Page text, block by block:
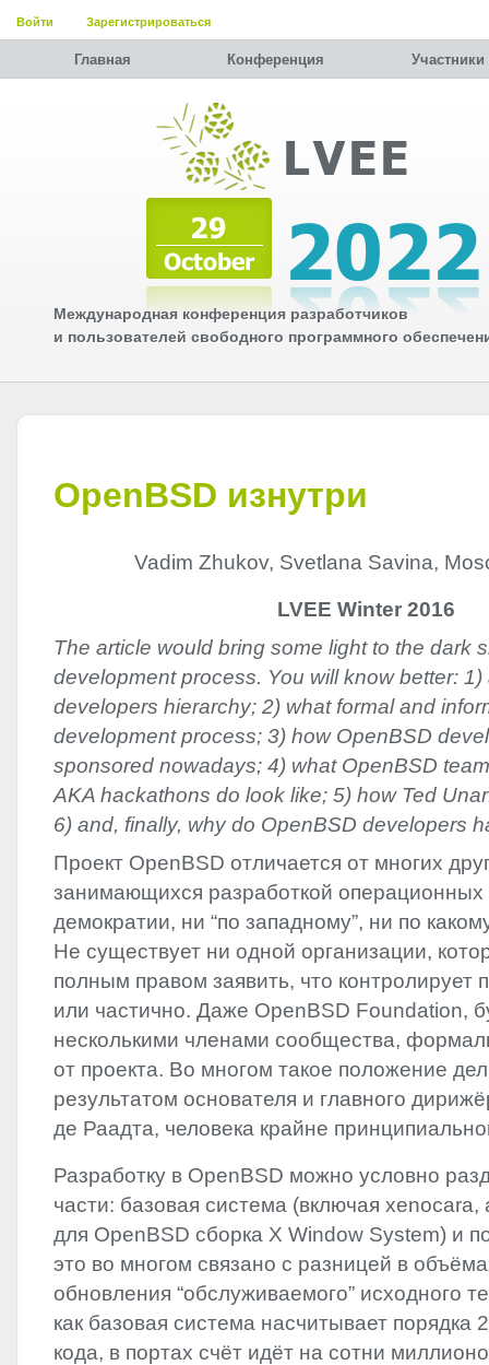
Войти Зарегистрироваться
Главная Конференция Участники
Международная конференция разработчиков
и пользователей свободного программного
OpenBSD изнутри
Vadim Zhukov, Svetlana Savina,
LVEE Winter 2016
The article would bring some light to the dark
development process. You will know better:
developers hierarchy; 2) what formal and
development process; 3) how OpenBSD
sponsored nowadays; 4) what OpenBSD
AKA hackathons do look like; 5) how Ted
6) and, finally, why do OpenBSD developers
Проект OpenBSD отличается от многих
занимающихся разработкой операционных
демократии, ни “по западному”, ни по
Не существует ни одной организации,
полным правом заявить, что контролирует
или частично. Даже OpenBSD Foundation,
несколькими членами сообщества,
от проекта. Во многом такое положение
результатом основателя и главного
де Раадта, человека крайне
Разработку в OpenBSD можно условно
части: базовая система (включая xenocara,
для OpenBSD сборка X Window System) и
это во многом связано с разницей в
обновления “обслуживаемого” исходного
как базовая система насчитывает порядка
кода, в портах счёт идёт на сотни